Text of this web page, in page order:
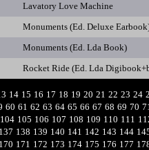
Lavatory Love Machine
Monuments (Ed. Deluxe
Monuments (Ed. Lda Book)
Rocket Ride (Ed. Lda
14 15 16 17 18 19 20 21 22 23 24
60 61 62 63 64 65 66 67 68 69 70
104 105 106 107 108 109 110 111
137 138 139 140 141 142 143 144
170 171 172 173 174 175 176 177